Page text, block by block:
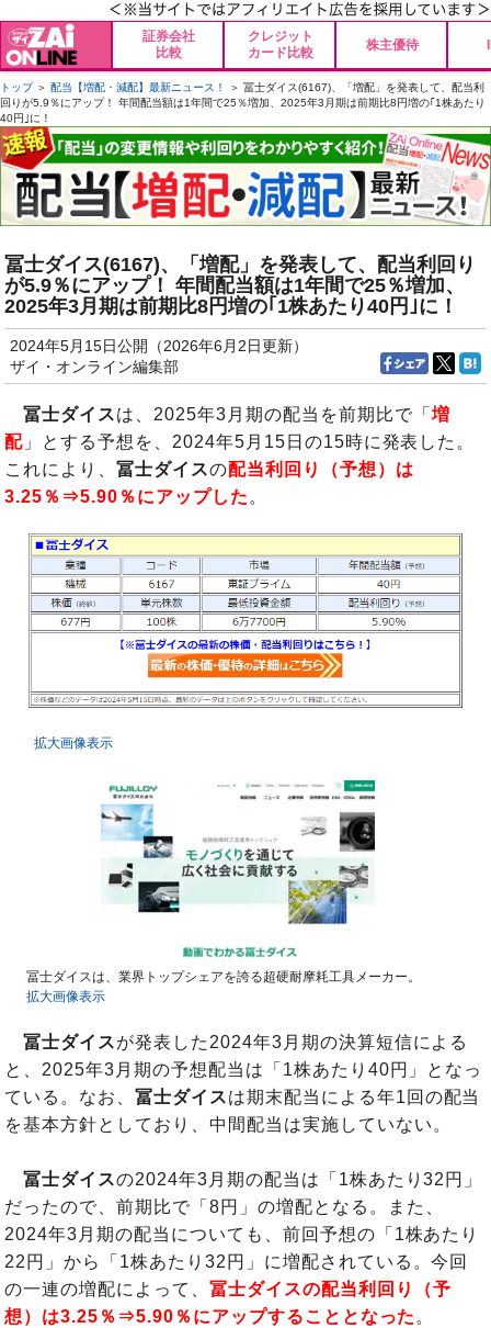
証券会社
比較
クレジット
カード比較
株主優待
トップ＞ 配当【増配・減配】最新ニュース！
＞ 冨士ダイス(6167)、「増配」を発表して、配当利
回りが5.9％にアップ！ 年間配当額は1年間で25％増加、2025年3月期は前期比8円増の｢1株あたり
40円｣に！
冨士ダイス(6167)、「増配」を発表して、配当利回り
が5.9％にアップ！ 年間配当額は1年間で25％増加、
2025年3月期は前期比8円増の｢1株あたり40円｣に！
2024年5月15日公開（2026年6月2日更新）
ザイ・オンライン編集部
冨士ダイスは、2025年3月期の配当を前期比で「 増
配 」とする予想を、2024年5月15日の15時に発表した。
これにより、冨士ダイスの配当利回り（予想）は
3.25％⇒5.90％ にアップした 。
拡大画像表示
冨士ダイスは、業界トップシェアを誇る超硬耐摩耗工具メーカー。
拡大画像表示
冨士ダイスが発表した2024年3月期の決算短信による
と、2025年3月期の予想配当は「1株あたり40円」となっ
ている。なお、冨士ダイスは期末配当による年1回の配当
を基本方針としており、中間配当は実施していない。
冨士ダイスの2024年3月期の配当は「1株あたり32円」
だったので、前期比で「8円」の増配となる。また、
2024年3月期の配当についても、前回予想の「1株あたり
22円」から「1株あたり32円」に増配されている。今回
の一連の増配によって、冨士ダイスの配当利回り（予
想）は3.25％⇒5.90％にアップすることとなった 。